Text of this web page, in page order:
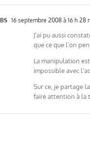
BS 16 septembre 2008 à 16 h 28
J’ai pu aussi
que ce que l’on
La manipulation
impossible avec
Sur ce, je partage
faire attention à la